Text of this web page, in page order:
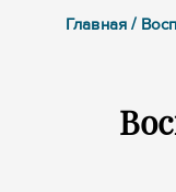
Главная /